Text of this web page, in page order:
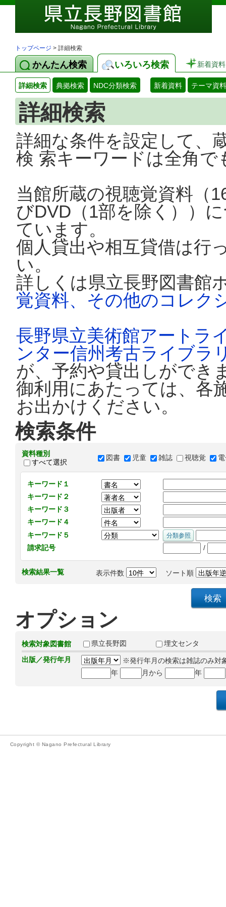
トップページ > 詳細検索
かんたん検索 いろいろ検索 新着資料
詳細検索 典拠検索 NDC分類検索 新着資料 テーマ資料
詳細検索
詳細な条件を設定して、
検 索キーワードは全角
当館所蔵の視聴覚資料（
びDVD（1部を除く））
ています。
個人貸出や相互貸借は行
い。
詳しくは県立長野図書館
覚資料、その他のコレク
長野県立美術館アートラ
ンター信州考古ライブラ
が、予約や貸出しができ
御利用にあたっては、各
お出かけください。
検索条件
資料種別
すべて選択
図書 児童 雑誌 視聴覚
キーワード１
キーワード２
キーワード３
キーワード４
キーワード５
請求記号
/
検索結果一覧 表示件数 ソート順
オプション
検索対象図書館 県立長野図
埋文センタ
出版／発行年月
※発行年月の検索は雑誌のみ対
年
月から 年
Copyright © Nagano Prefectural Library